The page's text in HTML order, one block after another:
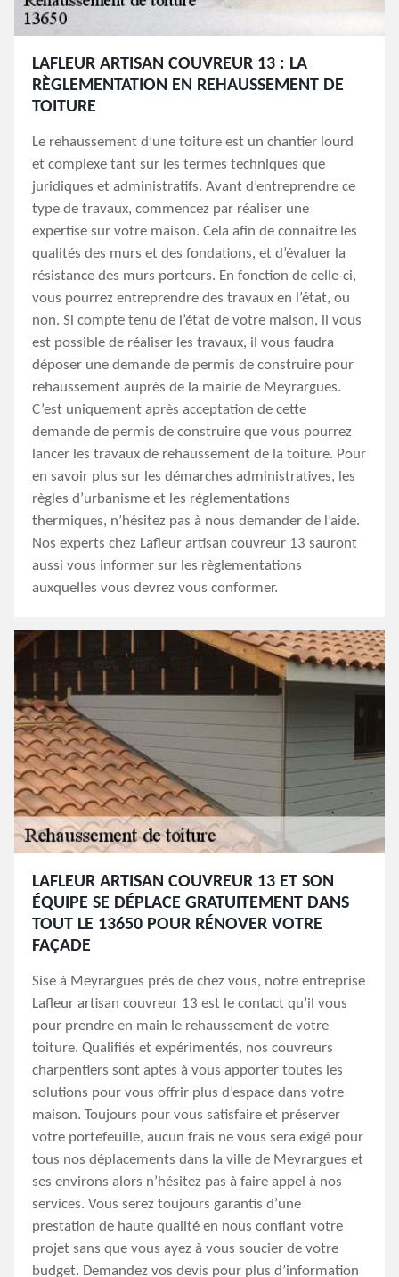
LAFLEUR ARTISAN COUVREUR 13 : LA
RÈGLEMENTATION EN REHAUSSEMENT DE
TOITURE
Le rehaussement d’une toiture est un chantier lourd
et complexe tant sur les termes techniques que
juridiques et administratifs. Avant d’entreprendre ce
type de travaux, commencez par réaliser une
expertise sur votre maison. Cela afin de connaitre les
qualités des murs et des fondations, et d’évaluer la
résistance des murs porteurs. En fonction de celle-ci,
vous pourrez entreprendre des travaux en l’état, ou
non. Si compte tenu de l’état de votre maison, il vous
est possible de réaliser les travaux, il vous faudra
déposer une demande de permis de construire pour
rehaussement auprès de la mairie de Meyrargues.
C’est uniquement après acceptation de cette
demande de permis de construire que vous pourrez
lancer les travaux de rehaussement de la toiture. Pour
en savoir plus sur les démarches administratives, les
règles d’urbanisme et les réglementations
thermiques, n’hésitez pas à nous demander de l’aide.
Nos experts chez Lafleur artisan couvreur 13 sauront
aussi vous informer sur les règlementations
auxquelles vous devrez vous conformer.
LAFLEUR ARTISAN COUVREUR 13 ET SON
ÉQUIPE SE DÉPLACE GRATUITEMENT DANS
TOUT LE 13650 POUR RÉNOVER VOTRE
FAÇADE
Sise à Meyrargues près de chez vous, notre entreprise
Lafleur artisan couvreur 13 est le contact qu’il vous
pour prendre en main le rehaussement de votre
toiture. Qualifiés et expérimentés, nos couvreurs
charpentiers sont aptes à vous apporter toutes les
solutions pour vous offrir plus d’espace dans votre
maison. Toujours pour vous satisfaire et préserver
votre portefeuille, aucun frais ne vous sera exigé pour
tous nos déplacements dans la ville de Meyrargues et
ses environs alors n’hésitez pas à faire appel à nos
services. Vous serez toujours garantis d’une
prestation de haute qualité en nous confiant votre
projet sans que vous ayez à vous soucier de votre
budget. Demandez vos devis pour plus d’information